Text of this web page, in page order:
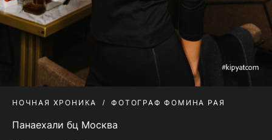
НОЧНАЯ ХРОНИКА ФОТОГРАФ ФОМИНА РАЯ
Панаехали бц Москва